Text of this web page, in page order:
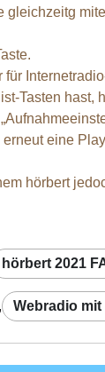
gleichzeitg
Tasten hast,
eine
hörbert
hörbert 2021
, Webradio